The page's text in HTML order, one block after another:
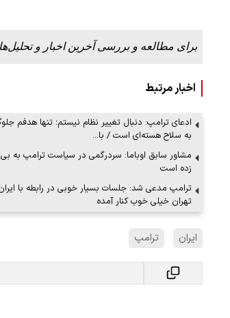
برای مطالعه و بررسی آخرین اخبار و تحلیل‌ها
اخبار مرتبط
ادعای ترامپ: دنبال تغییر نظام نیستم؛ تنها هدفم
به سلاح هسته‌ای است / با…
مشاور سابق اوباما: سردرگمی در سیاست ترامپ به
زده است
ترامپ مدعی شد: جلسات بسیار خوبی در رابطه با
تهران خیلی خوب کنار آمده
ایران ترامپ